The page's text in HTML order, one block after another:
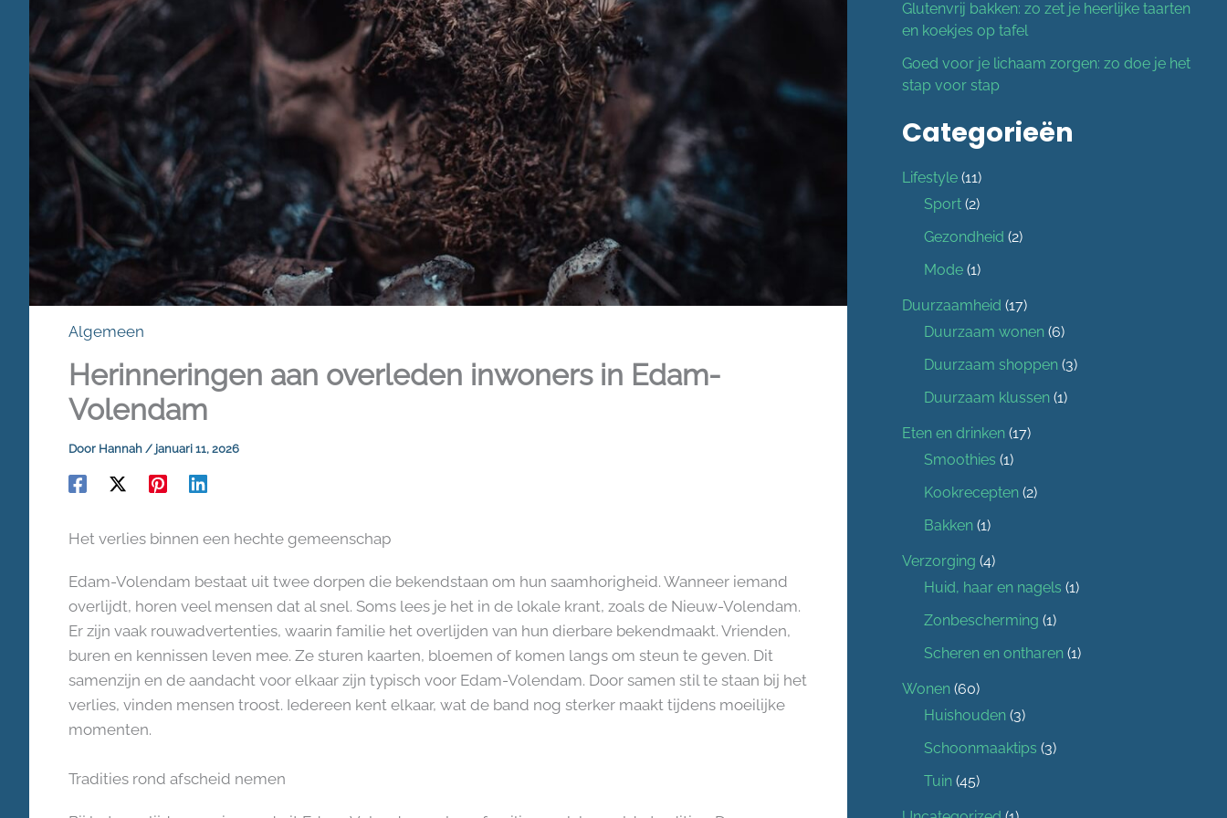
Algemeen
Herinneringen aan overleden inwoners in Edam-
Volendam
Door Hannah / januari 11, 2026
Het verlies binnen een hechte gemeenschap
Edam-Volendam bestaat uit twee dorpen die bekendstaan om hun saamhorigheid. Wanneer iemand
overlijdt, horen veel mensen dat al snel. Soms lees je het in de lokale krant, zoals de Nieuw-Volendam.
Er zijn vaak rouwadvertenties, waarin familie het overlijden van hun dierbare bekendmaakt. Vrienden,
buren en kennissen leven mee. Ze sturen kaarten, bloemen of komen langs om steun te geven. Dit
samenzijn en de aandacht voor elkaar zijn typisch voor Edam-Volendam. Door samen stil te staan bij het
verlies, vinden mensen troost. Iedereen kent elkaar, wat de band nog sterker maakt tijdens moeilijke
momenten.
Tradities rond afscheid nemen
Glutenvrij bakken: zo zet je heerlijke taarten
en koekjes op tafel
Goed voor je lichaam zorgen: zo doe je het
stap voor stap
Categorieën
Lifestyle (11)
Sport (2)
Gezondheid (2)
Mode (1)
Duurzaamheid (17)
Duurzaam wonen (6)
Duurzaam shoppen (3)
Duurzaam klussen (1)
Eten en drinken (17)
Smoothies (1)
Kookrecepten (2)
Bakken (1)
Verzorging (4)
Huid, haar en nagels (1)
Zonbescherming (1)
Scheren en ontharen (1)
Wonen (60)
Huishouden (3)
Schoonmaaktips (3)
Tuin (45)